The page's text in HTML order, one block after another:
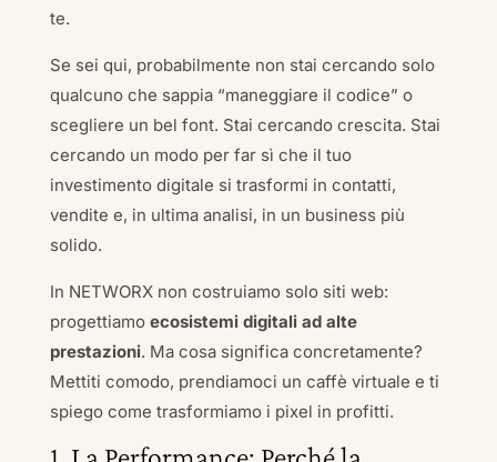
te.
Se sei qui, probabilmente non stai cercando solo
qualcuno che sappia “maneggiare il codice” o
scegliere un bel font. Stai cercando crescita. Stai
cercando un modo per far sì che il tuo
investimento digitale si trasformi in contatti,
vendite e, in ultima analisi, in un business più
solido.
In NETWORX non costruiamo solo siti web:
progettiamo ecosistemi digitali ad alte
prestazioni. Ma cosa significa concretamente?
Mettiti comodo, prendiamoci un caffè virtuale e ti
spiego come trasformiamo i pixel in profitti.